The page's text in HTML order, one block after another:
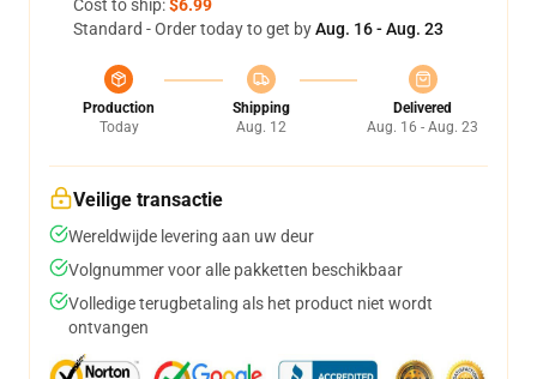
Cost to ship:$6.99
Standard - Order today to get byAug. 16 - Aug. 23
Production
Today
Shipping
Aug. 12
Delivered
Aug. 16 - Aug. 23
Veilige transactie
Wereldwijde levering aan uw deur
Volgnummer voor alle pakketten beschikbaar
Volledige terugbetaling als het product niet wordt
ontvangen